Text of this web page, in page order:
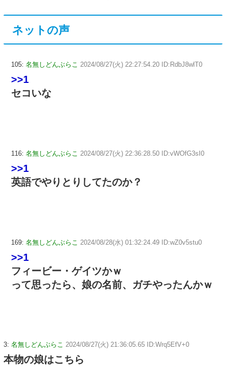
ネットの声
105: 名無しどんぶらこ 2024/08/27(火) 22:27:54.20 ID:RdbJ8wlT0
>>1
セコいな
116: 名無しどんぶらこ 2024/08/27(火) 22:36:28.50 ID:vWOfG3sI0
>>1
英語でやりとりしてたのか？
169: 名無しどんぶらこ 2024/08/28(水) 01:32:24.49 ID:wZ0v5stu0
>>1
フィービー・ゲイツかｗ
って思ったら、娘の名前、ガチやったんかｗ
3: 名無しどんぶらこ 2024/08/27(火) 21:36:05.65 ID:Wrq5EfV+0
本物の娘はこちら